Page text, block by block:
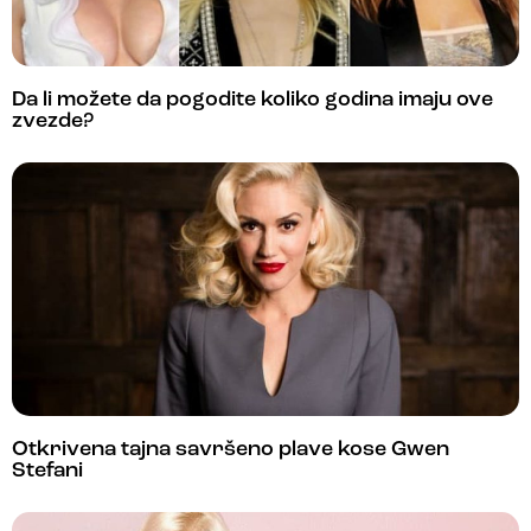
Da li možete da pogodite koliko godina imaju ove
zvezde?
Otkrivena tajna savršeno plave kose Gwen
Stefani